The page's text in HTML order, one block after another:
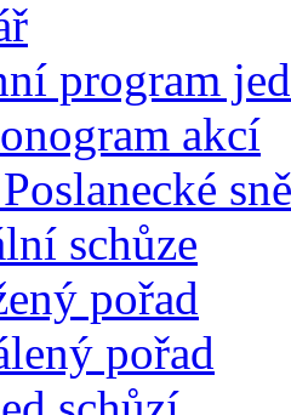
program
akcí
schůze
pořad
pořad